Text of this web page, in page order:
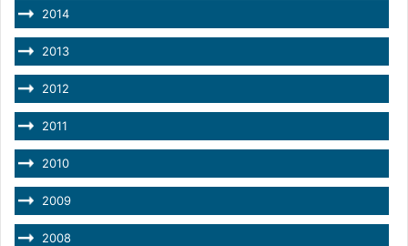
2014
2013
2012
2011
2010
2009
2008